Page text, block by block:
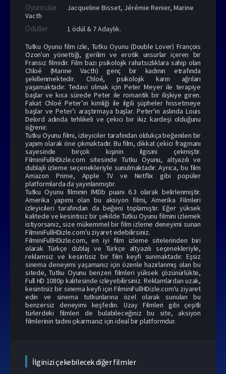
Oyuncular Jacqueline Bisset, Jérémie Renier, Marine
Vacth
Ödüller
1 ödül & 7 Adaylık.
Tutku Oyunu film izle, Tutku Oyunu (Double Lover) François
Ozon'un yönettiği, gerilim ve erotik unsurlar içeren bir
Fransız filmidir. Film bazı psikolojik rahatsızlıklara sahip olan
Chloé (Marine Vacth) genç bir kadının etrafında
şekillenmektedir. Chloé, psikolojik karın ağrıları
yaşamaktadır. Tedavi olmak için Peter Meyer ile terapiye
başlar ve kısa sürede Peter ile romantik bir ilişkiye giren.
Fakat Chloé Peter’ın kimliği ile ilgili şüpheler hissetmeye
başlar ve Peter’ı araştırmaya başlar. Peter'ın aslında Louis
Delord adında tehlikeli ve çekici bir ikiz kardeşi olduğunu
öğrenir.
Tutku Oyunu filmi, izleyiciler tarafından oldukça beğenilen bir
yapım olarak öne çıkmaktadır. Bu film, dikkat çekici fragmanı
sayesinde birçok kişinin ilgisini çekmiştir.
FilminiFullHDizle.com sitesinde Tutku Oyunu, altyazılı ve
dublajlı izleme seçenekleriyle sunulmaktadır. Ayrıca, bu film
Amazon Prime, Apple TV ve Netflix gibi popüler
platformlarda da yayınlanmıştır.
Tutku Oyunu filminin IMDb puanı 6.3 olarak belirlenmiştir.
Amerika yapımı olan bu aksiyon filmi, Amerika Filmleri
izleyicileri tarafından da beğeni toplamıştır. Eğer yüksek
kalitede ve kesintisiz bir şekilde Tutku Oyunu filmini izlemek
istiyorsanız, size mükemmel bir film izleme deneyimi sunan
FilminiFullHDizle.com'u ziyaret edebilirsiniz.
FilminiFullHDizle.com, en iyi film izleme sitelerinden biri
olarak Türkçe dublaj ve Türkçe altyazılı seçenekleriyle,
reklamsız ve kesintisiz bir film keyfi sunmaktadır. Eşsiz
sinema deneyimi yaşamanız için özenle hazırlanmış olan bu
sitede, Tutku Oyunu benzeri filmleri yüksek çözünürlükte,
Full HD 1080p kalitesinde izleyebilirsiniz. Reklamlardan uzak,
kesintisiz bir sinema keyfi için FilminiFullHDizle.com'u ziyaret
edin ve sinema tutkunlarına özel olarak sunulan bu
benzersiz deneyimi keşfedin. Uzay Filmleri gibi çeşitli
türlerdeki filmleri de bulabileceğiniz bu site, aksiyon
filmlerinin tadını çıkarmanız için ideal bir platformdur.
İlginizi çekebilecek diğer filmler